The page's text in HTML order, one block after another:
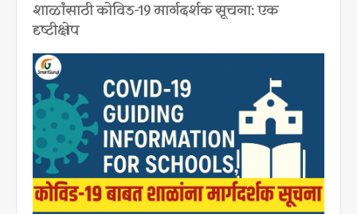
शाळांसाठी कोविड-19 मार्गदर्शक सूचना: एक
दृष्टीक्षेप